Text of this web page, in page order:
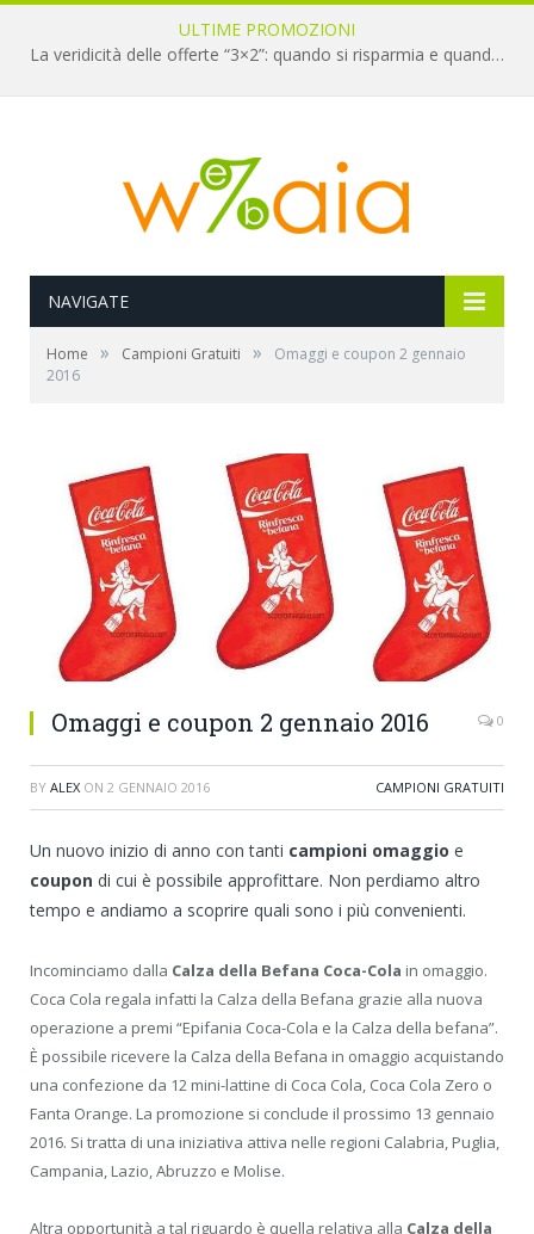
ULTIME PROMOZIONI
La veridicità delle offerte “3×2”: quando si risparmia e quando è un’illusione
NAVIGATE
Home » Campioni Gratuiti »
Omaggi e coupon 2 gennaio
2016
Omaggi e coupon 2 gennaio 2016 0
BY ALEX ON 2 GENNAIO 2016 CAMPIONI GRATUITI
Un nuovo inizio di anno con tanti campioni omaggio e
coupon di cui è possibile approfittare. Non perdiamo altro
tempo e andiamo a scoprire quali sono i più convenienti.
Incominciamo dalla Calza della Befana Coca-Cola in omaggio.
Coca Cola regala infatti la Calza della Befana grazie alla nuova
operazione a premi “Epifania Coca-Cola e la Calza della befana”.
È possibile ricevere la Calza della Befana in omaggio acquistando
una confezione da 12 mini-lattine di Coca Cola, Coca Cola Zero o
Fanta Orange. La promozione si conclude il prossimo 13 gennaio
2016. Si tratta di una iniziativa attiva nelle regioni Calabria, Puglia,
Campania, Lazio, Abruzzo e Molise.
Altra opportunità a tal riguardo è quella relativa alla Calza della